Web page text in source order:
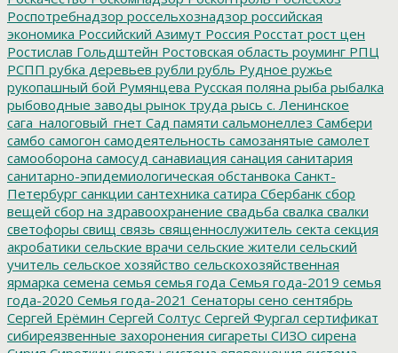
Роспотребнадзор россельхознадзор российская
экономика Российский Азимут Россия Росстат рост цен
Ростислав Гольдштейн Ростовская область роуминг РПЦ
РСПП рубка деревьев рубли рубль Рудное ружье
рукопашный бой Румянцева Русская поляна рыба рыбалка
рыбоводные заводы рынок труда рысь с. Ленинское
сага_налоговый_гнет Сад памяти сальмонеллез Самбери
самбо самогон самодеятельность самозанятые самолет
самооборона самосуд санавиация санация санитария
санитарно-эпидемиологическая обстанвока Санкт-
Петербург санкции сантехника сатира Сбербанк сбор
вещей сбор на здравоохранение свадьба свалка свалки
светофоры свищ связь священнослужитель секта секция
акробатики сельские врачи сельские жители сельский
учитель сельское хозяйство сельскохозяйственная
ярмарка семена семья семья года Семья года-2019 семья
года-2020 Семья года-2021 Сенаторы сено сентябрь
Сергей Ерёмин Сергей Солтус Сергей Фургал сертификат
сибиреязвенные захоронения сигареты СИЗО сирена